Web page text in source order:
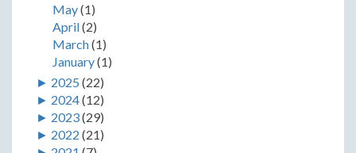
May(1)
April(2)
March(1)
January(1)
► 2025 (22)
► 2024(12)
► 2023(29)
► 2022 (21)